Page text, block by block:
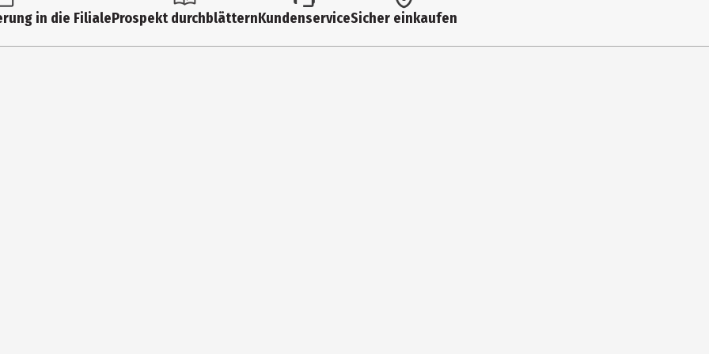
schützen. Nach dem Öffnen innerhalb von 3 Tagen aufbrauchen.
0,5 g
in die FilialeProspekt durchblätternKundenserviceSicher einkaufen